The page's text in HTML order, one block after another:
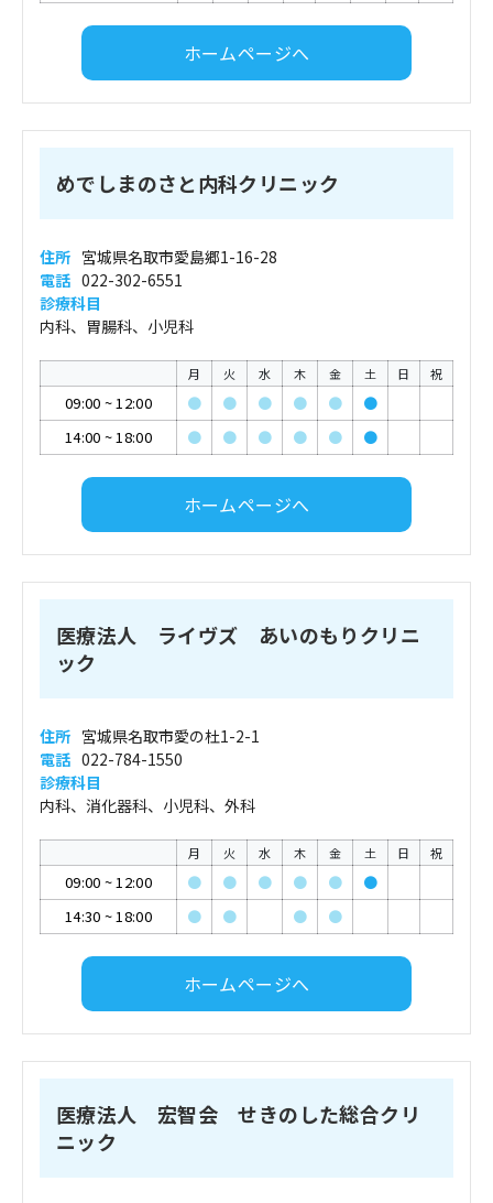
ホームページへ
めでしまのさと内科クリニック
住所 宮城県名取市愛島郷1-16-28
電話 022-302-6551
診療科目
内科、胃腸科、小児科
月 火 水 木 金 土 日 祝
09:00 ~12:00 ● ● ● ● ●
●
14:00 ~18:00 ● ● ● ● ● ●
ホームページへ
医療法人 ライヴズ あいのもりクリニ
ック
住所 宮城県名取市愛の杜1-2-1
電話 022-784-1550
診療科目
内科、消化器科、小児科、外科
月 火 水 木 金 土 日 祝
09:00 ~12:00 ● ● ● ● ●
●
14:30 ~18:00 ● ● ● ●
ホームページへ
医療法人 宏智会 せきのした総合クリ
ニック